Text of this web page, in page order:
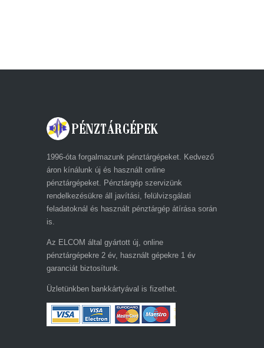
1996-óta forgalmazunk pénztárgépeket. Kedvező
áron kínálunk új és használt online
pénztárgépeket. Pénztárgép szervizünk
rendelkezésükre áll javítási, felülvizsgálati
feladatoknál és használt pénztárgép átírása során
is.
Az ELCOM által gyártott új, online
pénztárgépekre 2 év, használt gépekre 1 év
garanciát biztosítunk.
Üzletünkben bankkártyával is fizethet.